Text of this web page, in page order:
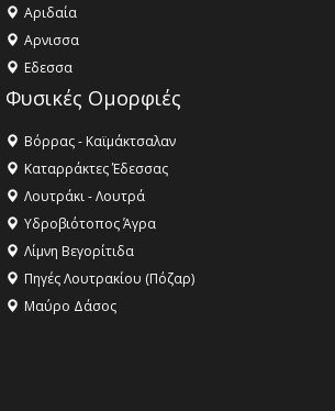
Αριδαία
Aρνισσα
Eδεσσα
Φυσικές Ομορφιές
Βόρρας - Καϊμάκτσαλαν
Καταρράκτες Έδεσσας
Λουτράκι - Λουτρά
Υδροβιότοπος Άγρα
Λίμνη Βεγορίτιδα
Πηγές Λουτρακίου (Πόζαρ)
Μαύρο Δάσος